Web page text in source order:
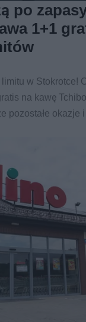
po
1+1
w Stokrotce!
na kawę
pozostałe okazje